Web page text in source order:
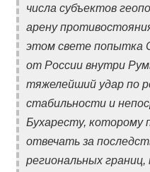
числа субъектов
арену
этом свете попытка
от России внутри
тяжелейший удар по
стабильности и
Бухаресту, которому
отвечать за
региональных